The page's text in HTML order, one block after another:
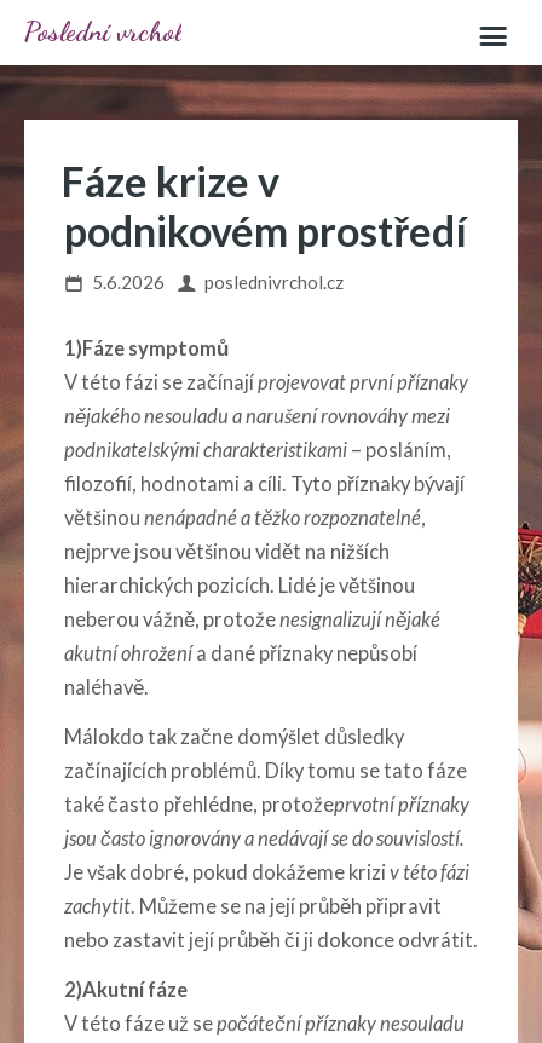
Poslední vrchol
Fáze krize v
podnikovém prostředí
5.6.2026 poslednivrchol.cz
1)Fáze symptomů
V této fázi se začínajíprojevovat první příznaky
nějakého nesouladu a narušení rovnováhymezi
podnikatelskými charakteristikami – posláním,
filozofií, hodnotami a cíli. Tyto příznaky bývají
většinou nenápadné a těžko rozpoznatelné,
nejprve jsou většinou vidět na nižších
hierarchických pozicích. Lidé je většinou
neberou vážně, protoženesignalizují nějaké
akutní ohroženía dané příznaky nepůsobí
naléhavě.
Málokdo tak začne domýšlet důsledky
začínajících problémů. Díky tomu se tato fáze
také často přehlédne, protožeprvotní příznaky
jsou často ignorovány a nedávají se do souvislostí.
Je však dobré, pokud dokážeme krizi v této fázi
zachytit. Můžeme se na její průběh připravit
nebo zastavit její průběh či ji dokonce odvrátit.
2)Akutní fáze
V této fáze už sepočáteční příznaky nesouladu